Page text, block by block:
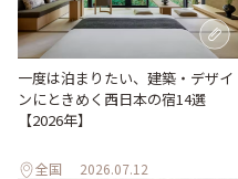
一度は泊まりたい、建築・デザイ
ンにときめく西日本の宿14選
【2026年】
全国 2026.07.12